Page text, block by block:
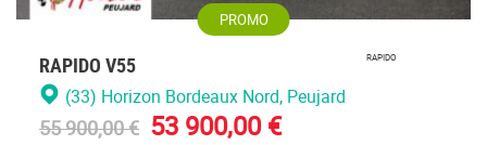
PROMO
RAPIDO V55 RAPIDO
(33) Horizon Bordeaux Nord, Peujard
55 900,00 € 53 900,00 €